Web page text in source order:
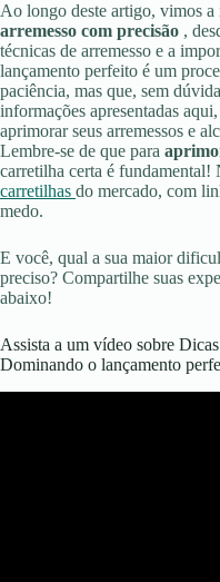
Ao longo deste artigo, vimos a
arremesso com precisão ,
técnicas de arremesso e a
lançamento perfeito é um
paciência, mas que, sem
informações apresentadas
aprimorar seus arremessos e
Lembre-se de que para
carretilha certa é fundamental!
carretilhas do mercado, com
medo.
E você, qual a sua maior
preciso? Compartilhe suas
abaixo!
Assista a um vídeo sobre
Dominando o lançamento